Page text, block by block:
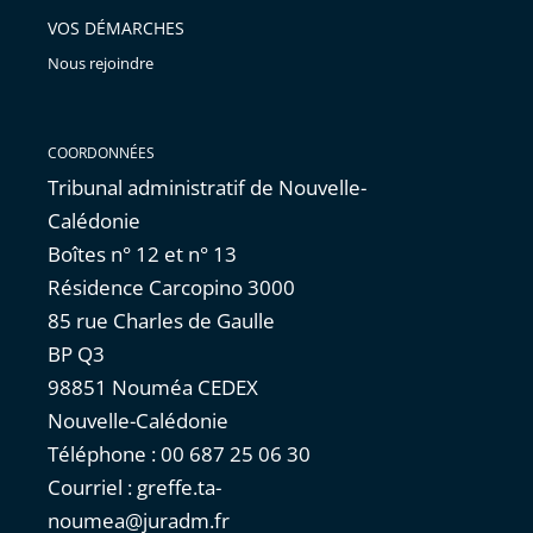
VOS DÉMARCHES
Nous rejoindre
COORDONNÉES
Tribunal administratif de Nouvelle-
Calédonie
Boîtes n° 12 et n° 13
Résidence Carcopino 3000
85 rue Charles de Gaulle
BP Q3
98851 Nouméa CEDEX
Nouvelle-Calédonie
Téléphone : 00 687 25 06 30
Courriel : greffe.ta-
noumea@juradm.fr